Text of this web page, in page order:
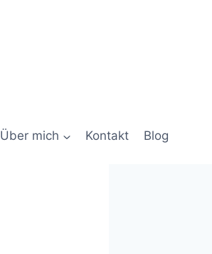
Über mich Kontakt Blog